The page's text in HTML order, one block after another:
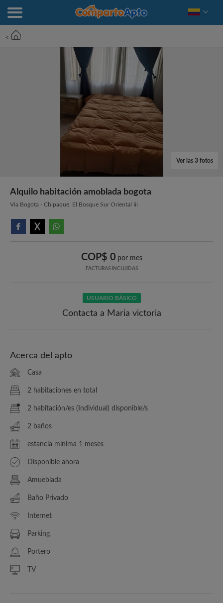
<
Ver las 3 fotos
Alquilo habitación amoblada bogota
Vía Bogota - Chipaque, El Bosque Sur Oriental Iii
COP$ 0 por mes
FACTURAS INCLUIDAS
USUARIO BÁSICO
Contacta a Maria victoria
Acerca del apto
Casa
2 habitaciones en total
2 habitación/es (Individual) disponible/s
2 baños
estancia mínima 1 meses
Disponible ahora
Amueblada
Baño Privado
Internet
Parking
Portero
TV